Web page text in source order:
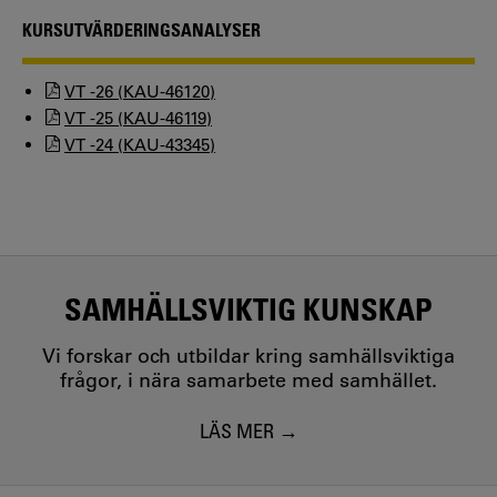
KURSUTVÄRDERINGSANALYSER
VT -26 (KAU-46120)
VT -25 (KAU-46119)
VT -24 (KAU-43345)
SAMHÄLLSVIKTIG KUNSKAP
Vi forskar och utbildar kring samhällsviktiga
frågor, i nära samarbete med samhället.
LÄS MER